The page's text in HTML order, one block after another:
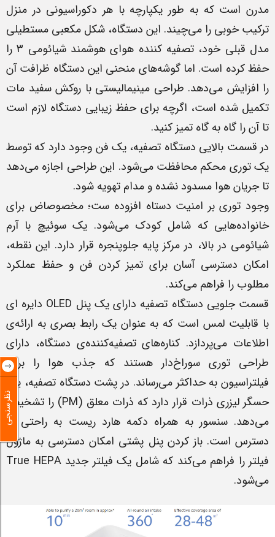
مدرن است که به طور یکپارچه با هر دکوراسیونی در منزل
ترکیب خوبی را می‌چیند. این دستگاه، شکل مکعبی مستطیلی
مدل قبلی خود، تصفیه کننده هوای هوشمند شیائومی 3 را
حفظ کرده است. اما گوشه‌های منحنی این دستگاه ظرافت آن
را افزایش می‌دهد. طراحی مینیمالیستی با روکش سفید مات
تکمیل شده است، اگرچه برای حفظ زیبایی دستگاه لازم است
تا آن را گاه به گاه تمیز کنید.
در قسمت بالایی دستگاه تصفیه، یک فن وجود دارد که توسط
یک توری محکم محافظت می‌شود. این طراحی اجازه می‌دهد
تا جریان هوا مسدود نشده و مدام تهویه شود.
وجود توری بر امنیت دستاه افزوده ست؛ مخصوصاض برای
خانواده‌هایی که شامل کودک می‌شود. یک سوئیچ با آرم
شیائومی در بالا، در مرکز پایه جلوپنجره قرار دارد. این نقطه،
امکان دسترسی آسان برای تمیز کردن فن و حفظ عملکرد
مطلوب را فراهم می‌کند.
قسمت جلویی دستگاه تصفیه دارای یک پنل OLED دایره ای
با قابلیت لمس است که به عنوان یک رابط بصری به ارائه‌ی
اطلاعات می‌پردازد. کناره‌های تصفیه‌کننده‌ی دستگاه، دارای
طراحی توری سوراخ‌دار هستند که جذب هوا را برای
فیلتراسیون به حداکثر می‌رساند. در پشت دستگاه تصفیه، یک
حسگر لیزری ذرات قرار دارد که ذرات معلق (PM) را تشخیص
می‌دهد. سنسور به همراه دکمه‌ هارد ریست به راحتی در
دسترس است. باز کردن پنل پشتی امکان دسترسی به ماژول
فیلتر را فراهم می‌کند که شامل یک فیلتر جدید True HEPA
می‌شود.
نظرسنجی